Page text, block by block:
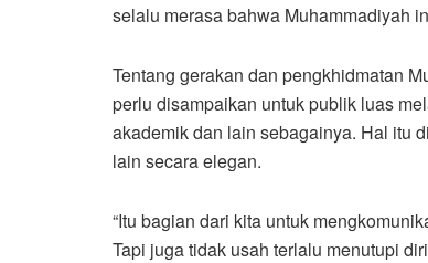
selalu merasa bahwa Muhammadiyah
Tentang gerakan dan pengkhidmatan
perlu disampaikan untuk publik luas
akademik dan lain sebagainya. Hal itu
lain secara elegan.
“Itu bagian dari kita untuk
Tapi juga tidak usah terlalu menutupi